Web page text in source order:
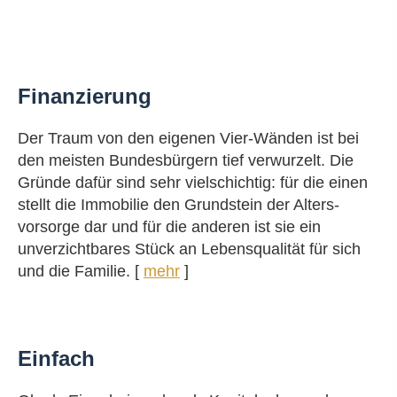
Finanzierung
Der Traum von den eigenen Vier-Wänden ist bei
den meisten Bundesbürgern tief verwurzelt. Die
Gründe dafür sind sehr vielschichtig: für die einen
stellt die Immobilie den Grundstein der Alters­
vorsorge dar und für die anderen ist sie ein
unverzichtbares Stück an Lebensqualität für sich
und die Familie. [ mehr ]
Einfach